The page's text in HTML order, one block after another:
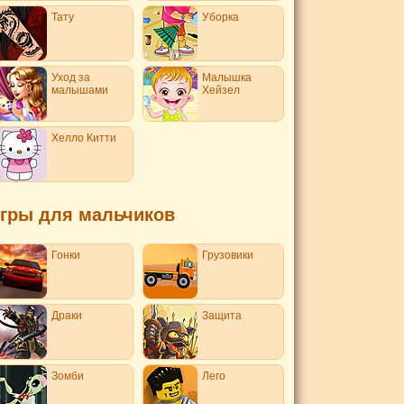
Тату Уборка
Уход за
малышами
Малышка
Хейзел
Хелло Китти
для мальчиков
Гонки Грузовики
Драки Защита
Зомби Лего